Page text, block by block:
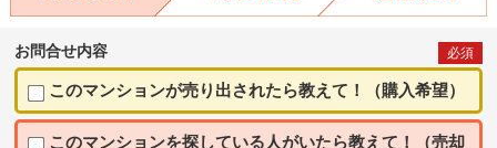
お問合せ内容 必須
このマンションが売り出されたら教えて！（購入希望）
このマンションを探している人がいたら教えて！（売却